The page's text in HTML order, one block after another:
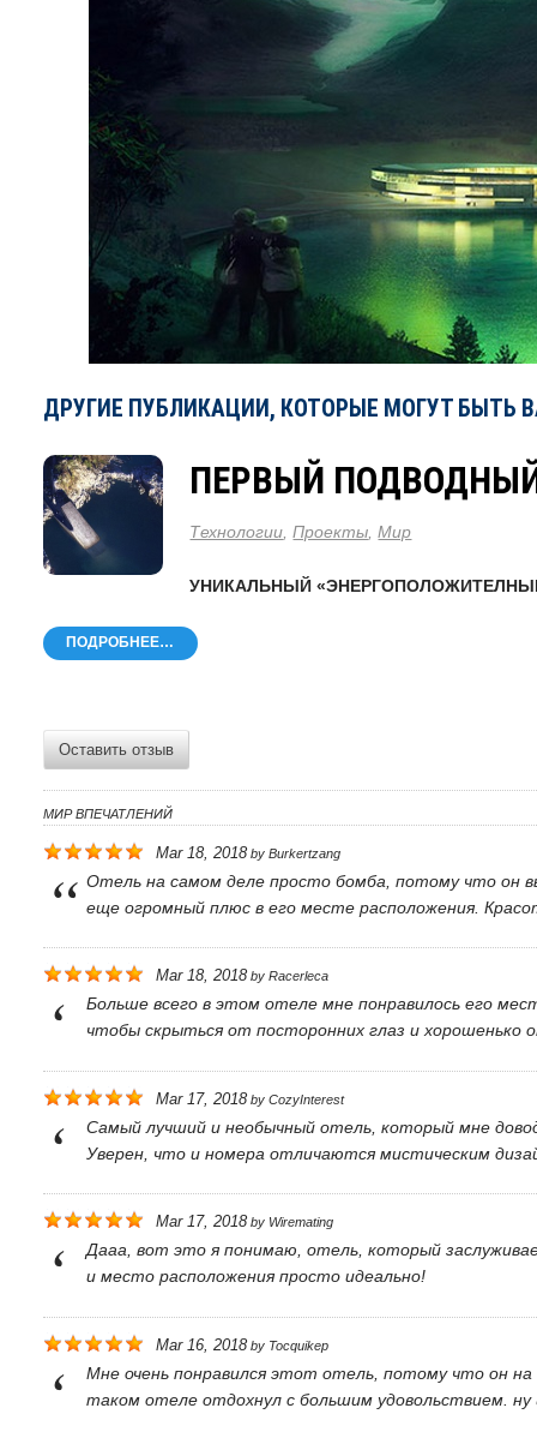
ДРУГИЕ ПУБЛИКАЦИИ, КОТОРЫЕ МОГУТ БЫТЬ
ПЕРВЫЙ
Технологии,Проекты,Мир
УНИКАЛЬНЫЙ
ПОДРОБНЕЕ…
Оставить отзыв
МИР ВПЕЧАТЛЕНИЙ
Mar 18, 2018by Burkertzang
Отель на самом деле просто бомба, потому что он
еще огромный плюс в его месте расположения.
Mar 18, 2018by Racerleca
Больше всего в этом отеле мне понравилось его
чтобы скрыться от посторонних глаз и хорошенько
Mar 17, 2018by CozyInterest
Самый лучший и необычный отель, который мне
Уверен, что и номера отличаются мистическим
Mar 17, 2018by Wiremating
Дааа, вот это я понимаю, отель, который
и место расположения просто идеально!
Mar 16, 2018by Tocquikep
Мне очень понравился этот отель, потому что он
таком отеле отдохнул с большим удовольствием.